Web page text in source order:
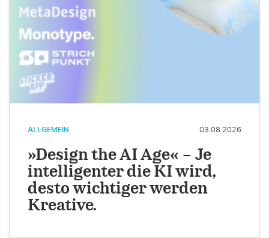
ALLGEMEIN 03.08.2026
»Design the AI Age« – Je
intelligenter die KI wird,
desto wichtiger werden
Kreative.